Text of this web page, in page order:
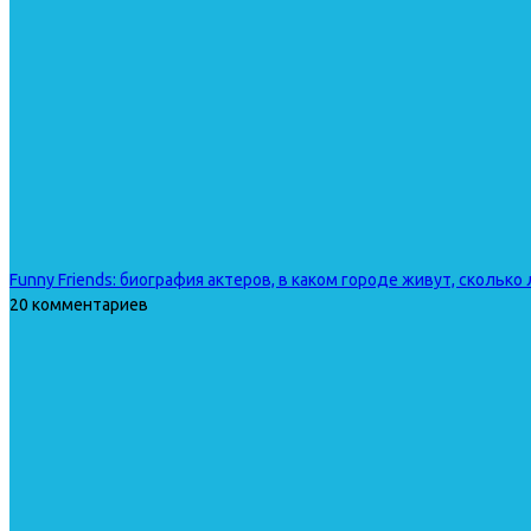
Funny Friends: биография актеров, в каком городе живут, сколько
20 комментариев